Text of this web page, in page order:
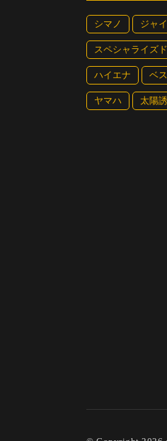
シマノ ジャ
スペシャライズド
ハイエナ ベ
ヤマハ 太陽